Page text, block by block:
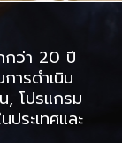
กว่า 20 ปี
ารดำเนิน
, โปรแกรม
ระเทศและ